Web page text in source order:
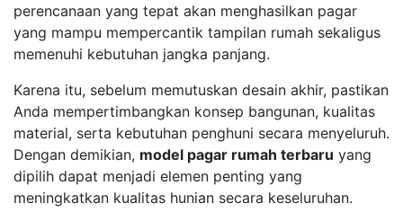
perencanaan yang tepat akan menghasilkan pagar
yang mampu mempercantik tampilan rumah sekaligus
memenuhi kebutuhan jangka panjang.
Karena itu, sebelum memutuskan desain akhir, pastikan
Anda mempertimbangkan konsep bangunan, kualitas
material, serta kebutuhan penghuni secara menyeluruh.
Dengan demikian, model pagar rumah terbaru yang
dipilih dapat menjadi elemen penting yang
meningkatkan kualitas hunian secara keseluruhan.